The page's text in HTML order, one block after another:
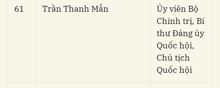
61 Trần Thanh Mẫn
Ủy viên Bộ
Chính trị, Bí
thư Đảng ủy
Quốc hội,
Chủ tịch
Quốc hội